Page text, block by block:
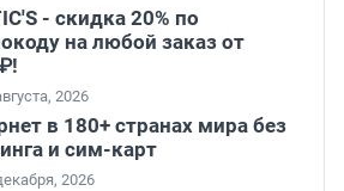
- скидка 20% по
на любой заказ от
2026
в 180+ странах мира без
и сим-карт
2026